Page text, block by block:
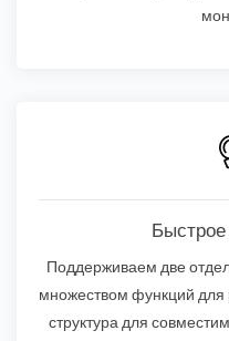
Поддерживаем две
множеством функций
структура для